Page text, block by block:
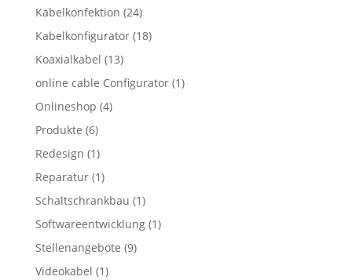
Kabelkonfektion (24)
Kabelkonfigurator(18)
Koaxialkabel (13)
online cable Configurator(1)
Onlineshop (4)
Produkte (6)
Redesign (1)
Reparatur(1)
Schaltschrankbau (1)
Softwareentwicklung(1)
Stellenangebote (9)
Videokabel (1)